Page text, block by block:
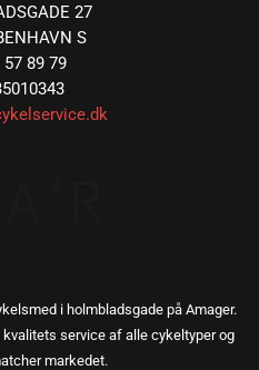
27
S
89 79
i holmbladsgade på Amager.
service af alle cykeltyper og
markedet.